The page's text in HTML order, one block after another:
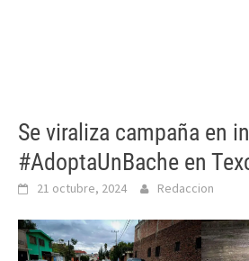
Se viraliza campaña en
#AdoptaUnBache en
21 octubre, 2024 Redaccion